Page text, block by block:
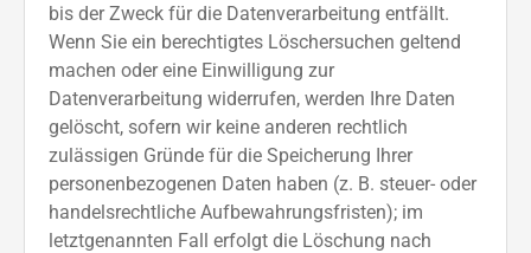
bis der Zweck für die Datenverarbeitung entfällt.
Wenn Sie ein berechtigtes Löschersuchen geltend
machen oder eine Einwilligung zur
Datenverarbeitung widerrufen, werden Ihre Daten
gelöscht, sofern wir keine anderen rechtlich
zulässigen Gründe für die Speicherung Ihrer
personenbezogenen Daten haben (z. B. steuer- oder
handelsrechtliche Aufbewahrungsfristen); im
letztgenannten Fall erfolgt die Löschung nach